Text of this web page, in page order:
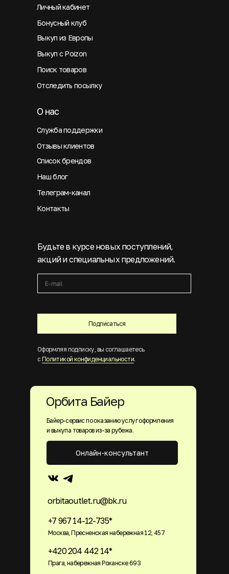
Подписаться
Будьте в курсе новых поступлений,
акций и специальных предложений.
Оформляя подписку, вы соглашаетесь
с Политикой конфиденциальности.
Личный кабинет
Бонусный клуб
Выкуп из Европы
Выкуп с Poizon
Поиск товаров
Отследить посылку
Служба поддержки
О нас
Отзывы клиентов
Список брендов
Наш блог
Телеграм-канал
Контакты
Байер-сервис по оказанию услуг оформления
и выкупа товаров из-за рубежа.
+7 967 14-12-735*
Москва, Пресненская набережная 12, 457
+420 204 442 14*
Прага, набережная Роханске 693
orbitaoutlet.ru@bk.ru
Онлайн-консультант
Орбита Байер